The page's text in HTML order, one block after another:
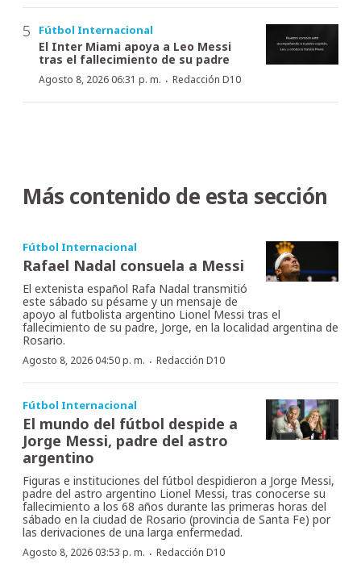
Fútbol Internacional
El Inter Miami apoya a Leo Messi
tras el fallecimiento de su padre
Agosto 8, 2026 06:31 p. m. · Redacción D10
Más contenido de esta sección
Fútbol Internacional
Rafael Nadal consuela a Messi
El extenista español Rafa Nadal transmitió
este sábado su pésame y un mensaje de
apoyo al futbolista argentino Lionel Messi tras el
fallecimiento de su padre, Jorge, en la localidad argentina de
Rosario.
Agosto 8, 2026 04:50 p. m. · Redacción D10
Fútbol Internacional
El mundo del fútbol despide a
Jorge Messi, padre del astro
argentino
Figuras e instituciones del fútbol despidieron a Jorge Messi,
padre del astro argentino Lionel Messi, tras conocerse su
fallecimiento a los 68 años durante las primeras horas del
sábado en la ciudad de Rosario (provincia de Santa Fe) por
las derivaciones de una larga enfermedad.
Agosto 8, 2026 03:53 p. m. · Redacción D10